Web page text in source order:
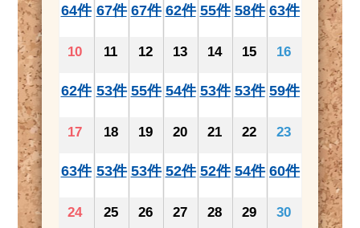
64件 67件 67件 62件 55件 58件 63件
10
62件
11
53件
12
55件
13
54件
14
53件
15
53件
16
59件
17
63件
18
53件
19
53件
20
52件
21
52件
22
54件
23
60件
24 25 26 27 28 29 30